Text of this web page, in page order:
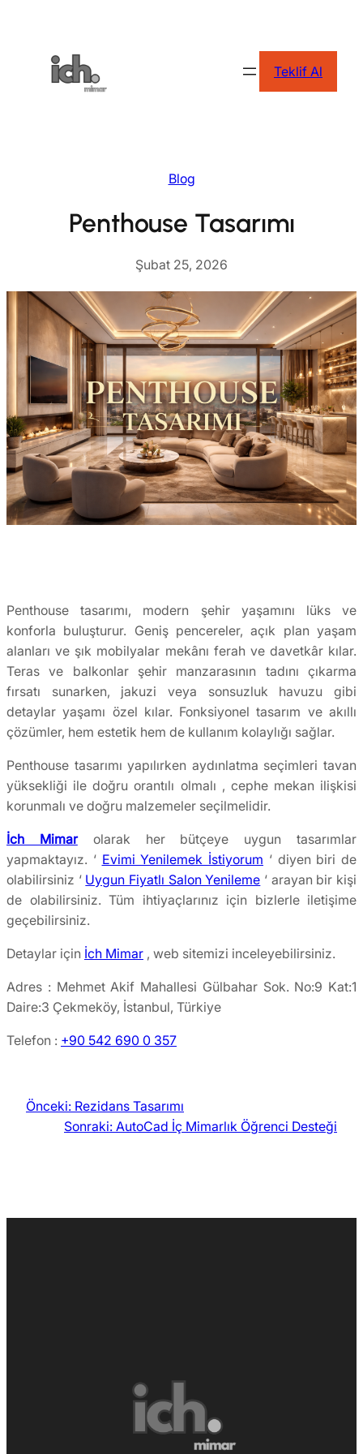
Teklif Al
Blog
Penthouse Tasarımı
Şubat 25, 2026
Penthouse tasarımı, modern şehir yaşamını lüks ve
konforla buluşturur. Geniş pencereler, açık plan yaşam
alanları ve şık mobilyalar mekânı ferah ve davetkâr kılar.
Teras ve balkonlar şehir manzarasının tadını çıkarma
fırsatı sunarken, jakuzi veya sonsuzluk havuzu gibi
detaylar yaşamı özel kılar. Fonksiyonel tasarım ve akıllı
çözümler, hem estetik hem de kullanım kolaylığı sağlar.
Penthouse tasarımı yapılırken aydınlatma seçimleri tavan
yüksekliği ile doğru orantılı olmalı , cephe mekan ilişkisi
korunmalı ve doğru malzemeler seçilmelidir.
İch Mimarolarak her bütçeye uygun tasarımlar
yapmaktayız. ‘ Evimi Yenilemek İstiyorum ‘ diyen biri de
olabilirsiniz ‘ Uygun Fiyatlı Salon Yenileme ‘ arayan bir kişi
de olabilirsiniz. Tüm ihtiyaçlarınız için bizlerle iletişime
geçebilirsiniz.
Detaylar için İch Mimar , web sitemizi inceleyebilirsiniz.
Adres : Mehmet Akif Mahallesi Gülbahar Sok. No:9 Kat:1
Daire:3 Çekmeköy, İstanbul, Türkiye
Telefon : +90 542 690 0 357
Önceki: Rezidans Tasarımı
Sonraki: AutoCad İç Mimarlık Öğrenci Desteği